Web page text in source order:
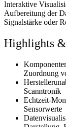
Interaktive
Aufbereitung der
Signalstärke oder
Highlights
Zuordnung
Scanntronik
Echtzeit-
Sensorwerte